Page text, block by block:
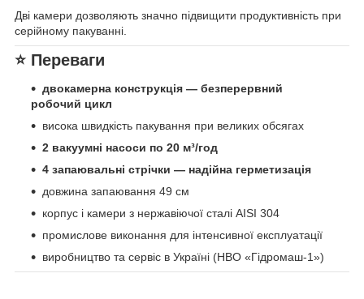
Дві камери дозволяють значно підвищити продуктивність при
серійному пакуванні.
⭐ Переваги
двокамерна конструкція — безперервний
робочий цикл
висока швидкість пакування при великих обсягах
2 вакуумні насоси по 20 м³/год
4 запаювальні стрічки — надійна герметизація
довжина запаювання 49 см
корпус і камери з нержавіючої сталі AISI 304
промислове виконання для інтенсивної експлуатації
виробництво та сервіс в Україні (НВО «Гідромаш-1»)